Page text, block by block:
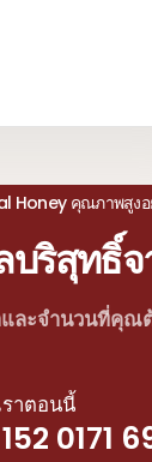
Honey คุณภาพสูงอ
บริสุทธิ์
และจำนวนที่คุณ
าตอนนี้
0171